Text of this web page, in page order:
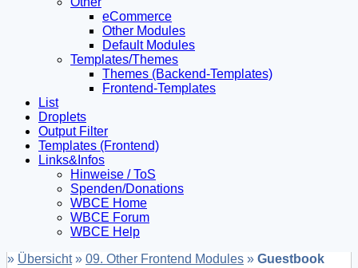
eCommerce
Other Modules
Default Modules
Templates/Themes
Themes (Backend-Templates)
Frontend-Templates
List
Droplets
Output Filter
Templates (Frontend)
Links&Infos
Hinweise / ToS
Spenden/Donations
WBCE Home
WBCE Forum
WBCE Help
» Übersicht» 09. Other Frontend Modules » Guestbook